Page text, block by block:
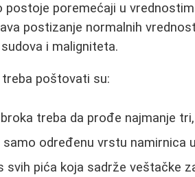
postoje poremećaji u
postizanje normalnih
i maligniteta.
poštovati su:
treba da prođe najmanje
samo određenu vrstu namirnica
svih pića koja sadrže veštačke